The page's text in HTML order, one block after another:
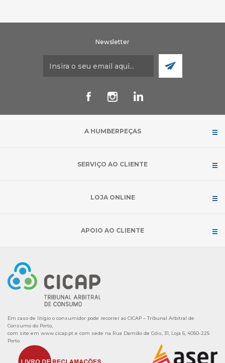
Newsletter
A HUMBERPEÇAS
SERVIÇO AO CLIENTE
LOJA ONLINE
APOIO AO CLIENTE
Em caso de litígio o consumidor pode recorrer ao CICAP – Tribunal Arbitral de
Consumo do Porto,
com site em www.cicap.pt e com sede na Rua Damião de Góis, 31, Loja 6, 4050-225
Porto.